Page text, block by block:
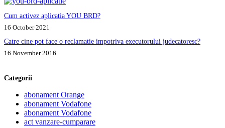
Cum activez aplicatia YOU BRD?
16 October 2021
Catre cine pot face o reclamatie impotriva executorului judecatoresc?
16 November 2016
Categorii
abonament Orange
abonament Vodafone
abonament Vodafone
act vanzare-cumparare